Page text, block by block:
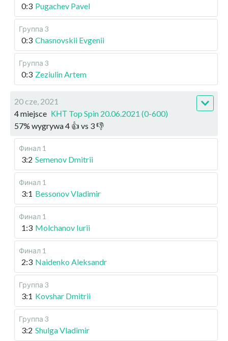
0:3 Pugachev Pavel
Группа 3
0:3 Chasnovskii Evgenii
Группа 3
0:3 Zeziulin Artem
20 cze, 2021
4 miejsce КНТ Top Spin 20.06.2021 (0-600)
57% wygrywa4 👍 vs 3👎
Финал 1
3:2 Semenov Dmitrii
Финал 1
3:1 Bessonov Vladimir
Финал 1
1:3 Molchanov Iurii
Финал 1
2:3 Naidenko Aleksandr
Группа 3
3:1 Kovshar Dmitrii
Группа 3
3:2 Shulga Vladimir